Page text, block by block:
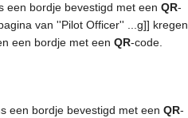
een bordje bevestigd met een QR-
van ''Pilot Officer'' ...g]] kregen
een bordje met een QR-code.
een bordje bevestigd met een QR-